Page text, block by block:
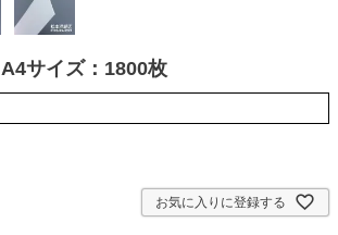
サイズ：1800枚
お気に入りに登録する